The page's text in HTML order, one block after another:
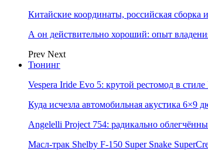
Китайские координаты, российская
А он действительно хороший: опыт
Prev Next
Тюнинг
Vespera Iride Evo 5: крутой рестомод в
Куда исчезла автомобильная акустика 6×9
Angelelli Project 754: радикально
Масл-трак Shelby F-150 Super Snake